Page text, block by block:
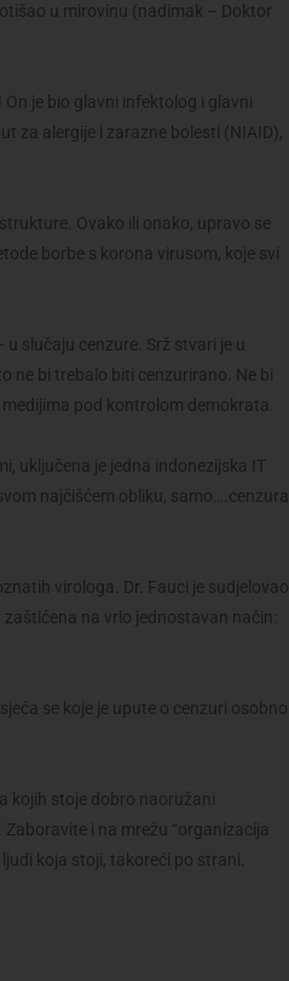
u mirovinu (nadimak – Doktor
je bio glavni infektolog i glavni
za alergije i zarazne bolesti (NIAID),
Ovako ili onako, upravo se
borbe s korona virusom, koje svi
slučaju cenzure. Srž stvari je u
ne bi trebalo biti cenzurirano. Ne bi
pod kontrolom demokrata.
uključena je jedna indonezijska IT
najčišćem obliku, samo….cenzura
virologa. Dr. Fauci je sudjelovao
na vrlo jednostavan način:
se koje je upute o cenzuri osobno
kojih stoje dobro naoružani
i na mrežu “organizacija
koja stoji, takoreći po strani.